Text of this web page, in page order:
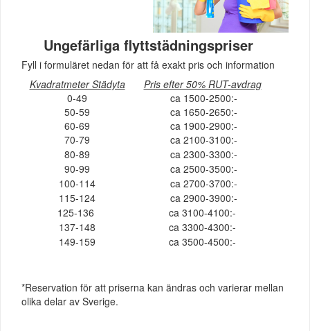
Ungefärliga flyttstädningspriser
Fyll i formuläret nedan för att få exakt pris och information
Kvadratmeter Städyta
Pris efter 50% RUT-avdrag
0-49
ca 1500-2500:-
50-59
ca 1650-2650:-
60-69
ca 1900-2900:-
70-79
ca 2100-3100:-
80-89
ca 2300-3300:-
90-99
ca 2500-3500:-
100-114
ca 2700-3700:-
115-124
ca 2900-3900:-
125-136
ca 3100-4100:-
137-148
ca 3300-4300:-
149-159
ca 3500-4500:-
*Reservation för att priserna kan ändras och varierar mellan
olika delar av Sverige.